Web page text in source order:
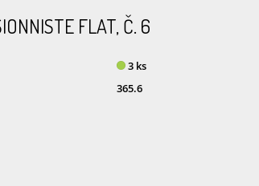
FLAT, Č. 6
3 ks
365.6